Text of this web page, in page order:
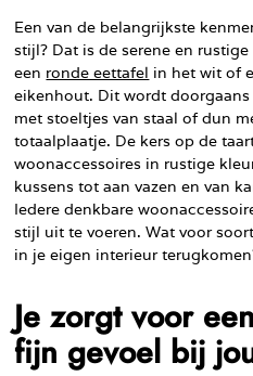
Een van de belangrijkste
stijl? Dat is de serene en
een ronde eettafel in het wit of
eikenhout. Dit wordt
met stoeltjes van staal of dun
totaalplaatje. De kers op de
woonaccessoires in rustige
kussens tot aan vazen en van
Iedere denkbare
stijl uit te voeren. Wat voor
in je eigen interieur
Je zorgt voor
fijn gevoel bij